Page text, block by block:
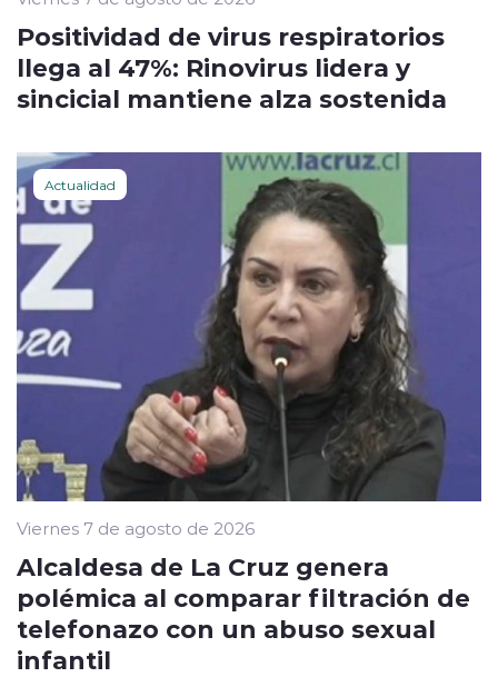
Positividad de virus respiratorios
llega al 47%: Rinovirus lidera y
sincicial mantiene alza sostenida
Actualidad
Viernes 7 de agosto de 2026
Alcaldesa de La Cruz genera
polémica al comparar filtración de
telefonazo con un abuso sexual
infantil